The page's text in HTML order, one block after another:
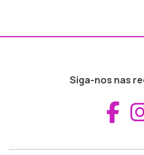
Siga-nos nas